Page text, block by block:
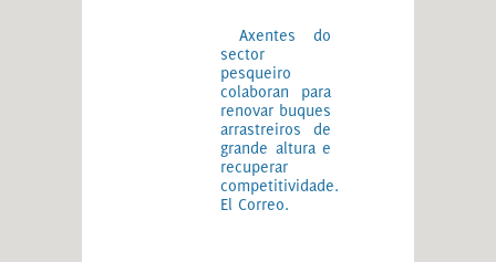
Axentes do
sector
pesqueiro
colaboran para
renovar buques
arrastreiros de
grande altura e
recuperar
competitividade.
El Correo.